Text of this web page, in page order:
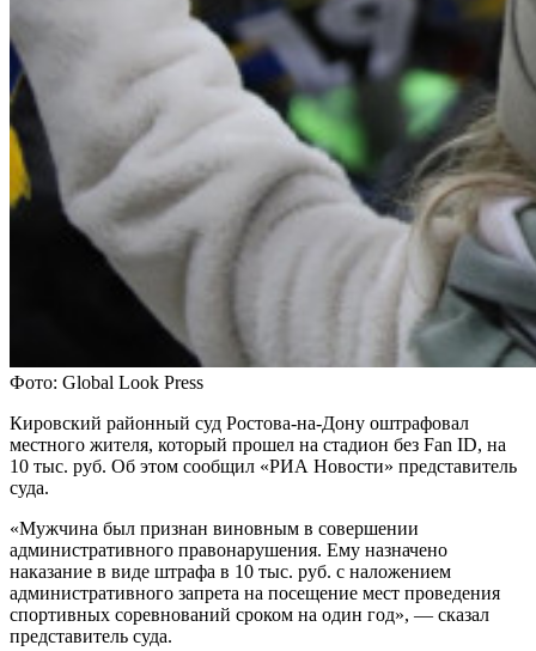
Фото: Global Look Press
Кировский районный суд Ростова-на-Дону оштрафовал
местного жителя, который прошел на стадион без Fan ID, на
10 тыс. руб. Об этом сообщил «РИА Новости» представитель
суда.
«Мужчина был признан виновным в совершении
административного правонарушения. Ему назначено
наказание в виде штрафа в 10 тыс. руб. с наложением
административного запрета на посещение мест проведения
спортивных соревнований сроком на один год», — сказал
представитель суда.